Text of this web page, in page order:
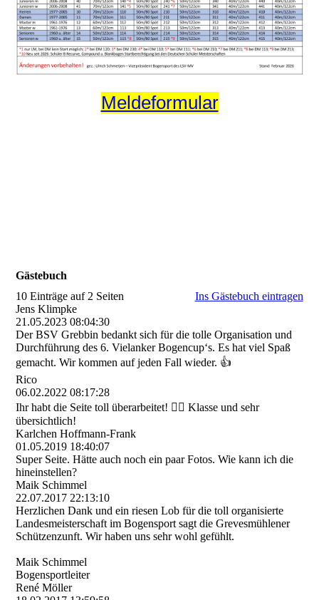
Meldeformular
Gästebuch
10 Einträge auf 2 Seiten
Ins Gästebuch eintragen
Jens Klimpke
21.05.2023 08:04:30
Der BSV Grebbin bedankt sich für die tolle Organisation und
Durchführung des 6. Vielanker Bogencup‘s. Es hat viel Spaß
gemacht. Wir kommen auf jeden Fall wieder. 👍
Rico
06.02.2022 08:17:28
Ihr habt die Seite toll überarbeitet! 👍🏼 Klasse und sehr
übersichtlich!
Karlchen Hoffmann-Frank
01.05.2019 18:40:07
Super Seite. Hätte auch noch ein paar Fotos. Wie kann ich die
hineinstellen?
Maik Schimmel
22.07.2017 22:13:10
Herzlichen Dank und ein riesen Lob für die toll organisierte
Landesmeisterschaft im Bogensport sagt die Grevesmühlener
Schützenzunft. Wir haben uns sehr wohl gefühlt.
Maik Schimmel
Bogensportleiter
René Möller